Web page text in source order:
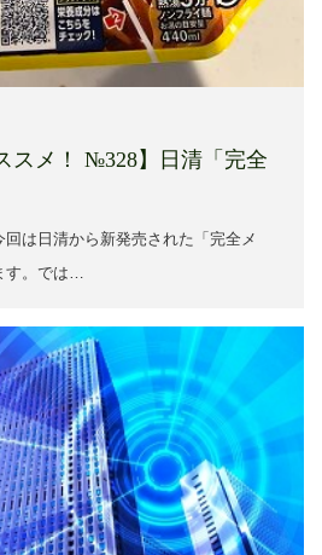
スメ！ №328】日清「完全
回は日清から新発売された「完全メ
す。では…